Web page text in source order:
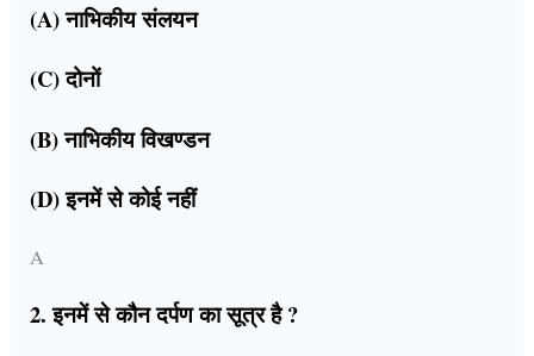
(A) नाभिकीय संलयन
(C) दोनों
(B) नाभिकीय विखण्डन
(D) इनमें से कोई नहीं
A
2. इनमें से कौन दर्पण का सूत्र है ?